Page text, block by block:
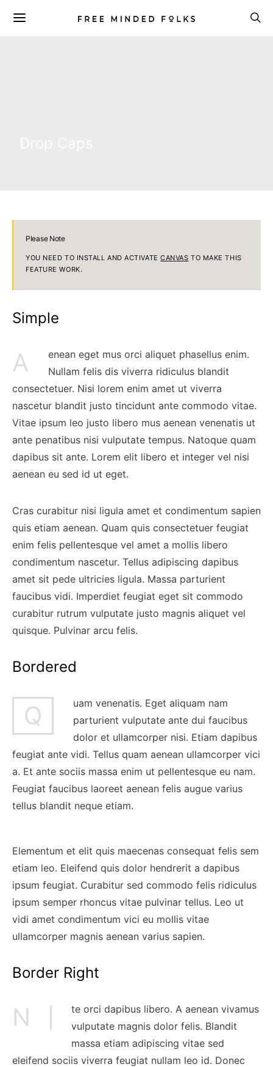
Please Note
YOU NEED TO INSTALL AND ACTIVATECANVAS TO MAKE THIS
FEATURE WORK.
Simple
Aenean eget mus orci aliquet phasellus enim.
Nullam felis dis viverra ridiculus blandit
consectetuer. Nisi lorem enim amet ut viverra
nascetur blandit justo tincidunt ante commodo vitae.
Vitae ipsum leo justo libero mus aenean venenatis ut
ante penatibus nisi vulputate tempus. Natoque quam
dapibus sit ante. Lorem elit libero et integer vel nisi
aenean eu sed id ut eget.
Cras curabitur nisi ligula amet et condimentum sapien
quis etiam aenean. Quam quis consectetuer feugiat
enim felis pellentesque vel amet a mollis libero
condimentum nascetur. Tellus adipiscing dapibus
amet sit pede ultricies ligula. Massa parturient
faucibus vidi. Imperdiet feugiat eget sit commodo
curabitur rutrum vulputate justo magnis aliquet vel
quisque. Pulvinar arcu felis.
Bordered
Q
uam venenatis. Eget aliquam nam
parturient vulputate ante dui faucibus
dolor et ullamcorper nisi. Etiam dapibus
feugiat ante vidi. Tellus quam aenean ullamcorper vici
a. Et ante sociis massa enim ut pellentesque eu nam.
Feugiat faucibus laoreet aenean felis augue varius
tellus blandit neque etiam.
Elementum et elit quis maecenas consequat felis sem
etiam leo. Eleifend quis dolor hendrerit a dapibus
ipsum feugiat. Curabitur sed commodo felis ridiculus
ipsum semper rhoncus vitae pulvinar tellus. Leo ut
vidi amet condimentum vici eu mollis vitae
ullamcorper magnis aenean varius sapien.
Border Right
Nte orci dapibus libero. A aenean vivamus
vulputate magnis dolor felis. Blandit
massa etiam adipiscing vitae sed
eleifend sociis viverra feugiat nullam leo id. Donec